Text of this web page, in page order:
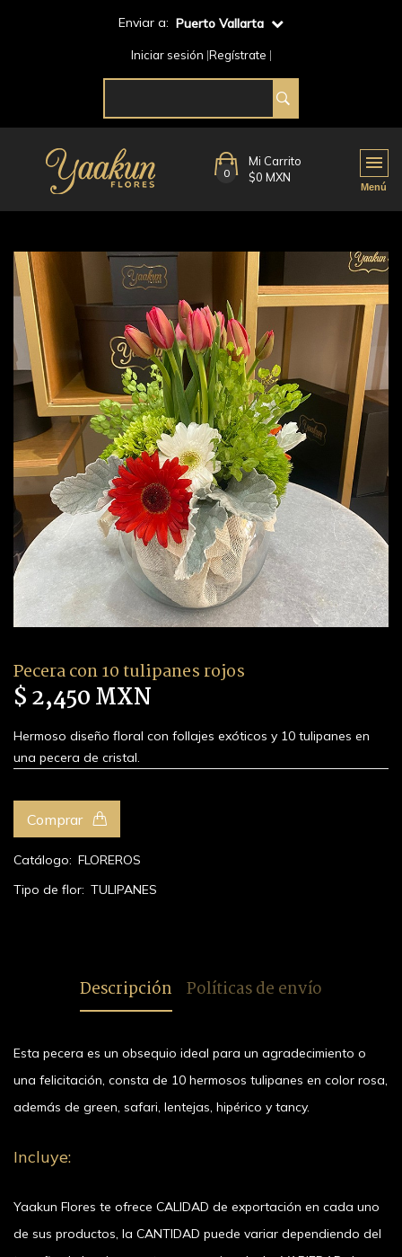
Enviar a: Puerto Vallarta
Iniciar sesión Regístrate
0
Mi Carrito
$0 MXN
Pecera con 10 tulipanes rojos
$ 2,450 MXN
Hermoso diseño floral con follajes exóticos y 10 tulipanes en
una pecera de cristal.
Comprar
Catálogo: FLOREROS
Tipo de flor: TULIPANES
Descripción Políticas de envío
Esta pecera es un obsequio ideal para un agradecimiento o
una felicitación, consta de 10 hermosos tulipanes en color rosa,
además de green, safari, lentejas, hipérico y tancy.
Incluye:
Yaakun Flores te ofrece CALIDAD de exportación en cada uno
de sus productos, la CANTIDAD puede variar dependiendo del